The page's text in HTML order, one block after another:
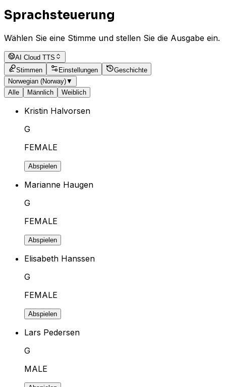
Sprachsteuerung
Wählen Sie eine Stimme und stellen Sie die Ausgabe ein.
AI Cloud TTS
Stimmen
Einstellungen
Geschichte
Norwegian (Norway)▼
Alle
Männlich Weiblich
Kristin Halvorsen
G
FEMALE
Abspielen
Marianne Haugen
G
FEMALE
Abspielen
Elisabeth Hanssen
G
FEMALE
Abspielen
Lars Pedersen
G
MALE